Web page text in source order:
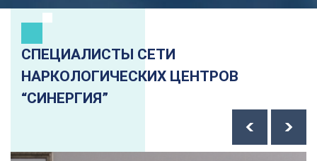
СПЕЦИАЛИСТЫ СЕТИ
НАРКОЛОГИЧЕСКИХ ЦЕНТРОВ
“СИНЕРГИЯ”